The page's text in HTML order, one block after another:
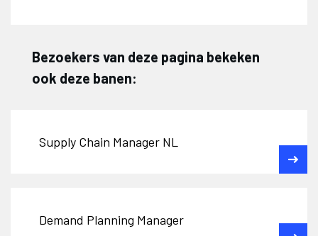
Bezoekers van deze pagina bekeken
ook deze banen:
Supply Chain Manager NL
Demand Planning Manager